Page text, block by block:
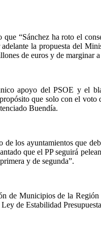
“Sánchez ha roto el
la propuesta del
de euros y de marginar
apoyo del PSOE y el
que solo con el
Buendía.
los ayuntamientos que
que el PP seguirá
y de segunda”.
de Municipios de la
de Estabilidad